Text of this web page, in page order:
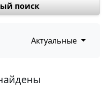
поиск
Актуальные